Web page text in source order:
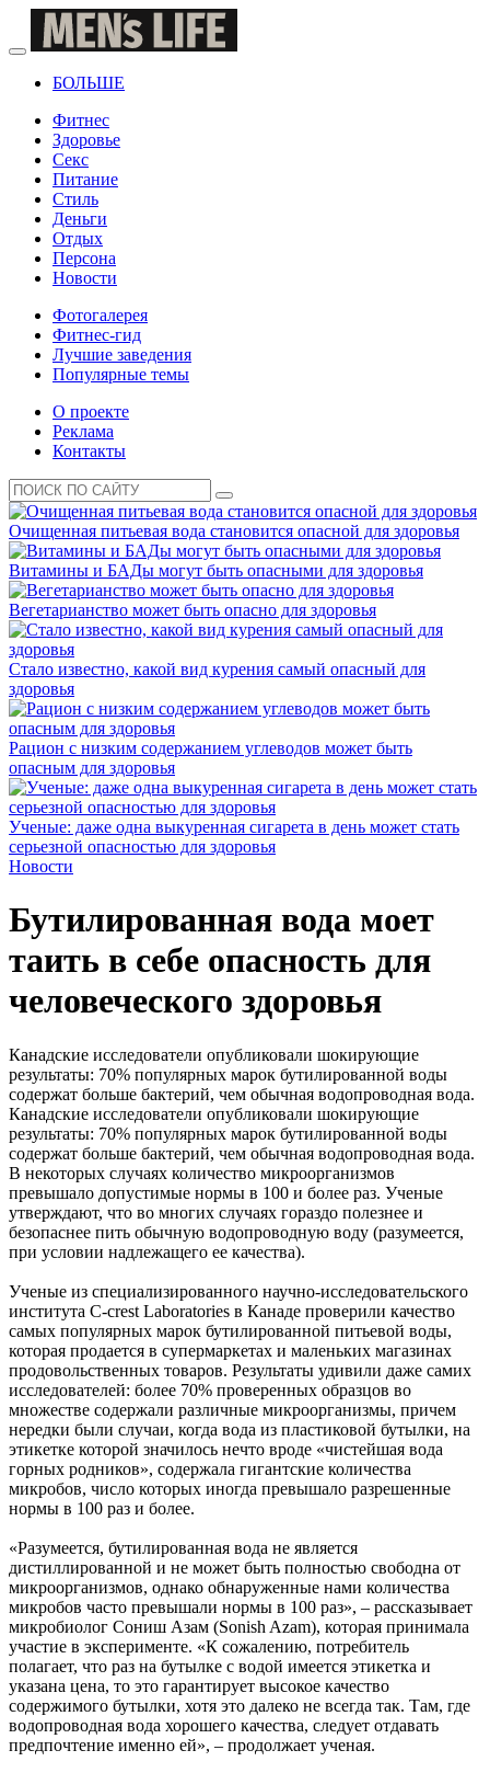
БОЛЬШЕ
Фитнес
Здоровье
Секс
Питание
Стиль
Деньги
Отдых
Персона
Новости
Фотогалерея
Фитнес-гид
Лучшие заведения
Популярные темы
О проекте
Реклама
Контакты
Очищенная питьевая вода становится опасной для здоровья
Витамины и БАДы могут быть опасными для здоровья
Вегетарианство может быть опасно для здоровья
Стало известно, какой вид курения самый опасный для
здоровья
Рацион с низким содержанием углеводов может быть
опасным для здоровья
Ученые: даже одна выкуренная сигарета в день может стать
серьезной опасностью для здоровья
Новости
Бутилированная вода моет
таить в себе опасность для
человеческого здоровья
Канадские исследователи опубликовали шокирующие
результаты: 70% популярных марок бутилированной воды
содержат больше бактерий, чем обычная водопроводная вода.
Канадские исследователи опубликовали шокирующие
результаты: 70% популярных марок бутилированной воды
содержат больше бактерий, чем обычная водопроводная вода.
В некоторых случаях количество микроорганизмов
превышало допустимые нормы в 100 и более раз. Ученые
утверждают, что во многих случаях гораздо полезнее и
безопаснее пить обычную водопроводную воду (разумеется,
при условии надлежащего ее качества).
Ученые из специализированного научно-исследовательского
института C-crest Laboratories в Канаде проверили качество
самых популярных марок бутилированной питьевой воды,
которая продается в супермаркетах и маленьких магазинах
продовольственных товаров. Результаты удивили даже самих
исследователей: более 70% проверенных образцов во
множестве содержали различные микроорганизмы, причем
нередки были случаи, когда вода из пластиковой бутылки, на
этикетке которой значилось нечто вроде «чистейшая вода
горных родников», содержала гигантские количества
микробов, число которых иногда превышало разрешенные
нормы в 100 раз и более.
«Разумеется, бутилированная вода не является
дистиллированной и не может быть полностью свободна от
микроорганизмов, однако обнаруженные нами количества
микробов часто превышали нормы в 100 раз», – рассказывает
микробиолог Сониш Азам (Sonish Azam), которая принимала
участие в эксперименте. «К сожалению, потребитель
полагает, что раз на бутылке с водой имеется этикетка и
указана цена, то это гарантирует высокое качество
содержимого бутылки, хотя это далеко не всегда так. Там, где
водопроводная вода хорошего качества, следует отдавать
предпочтение именно ей», – продолжает ученая.